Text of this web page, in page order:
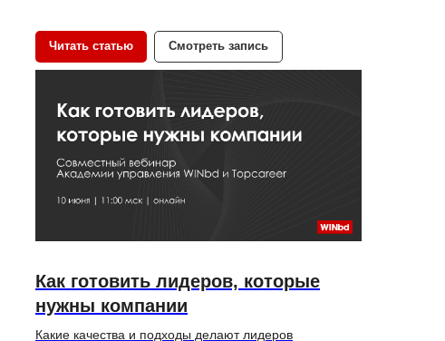
Читать статью Смотреть запись
Как готовить лидеров, которые
нужны компании
Какие качества и подходы делают лидеров